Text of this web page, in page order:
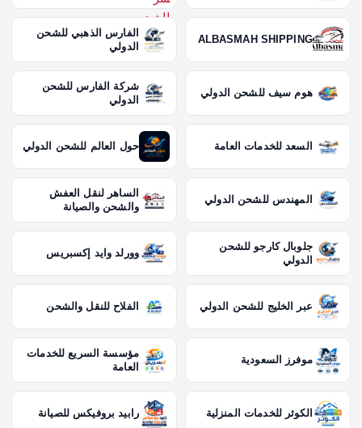
ALBASMAH SHIPPING
الفارس الذهبي للشحن
الدولي
هوم سيف للشحن الدولي
شركة الفارس للشحن
الدولي
السعد للخدمات العامة حول العالم للشحن الدولي
المهندس للشحن الدولي
الساهر لنقل العفش
والشحن والصيانة
جلوبال كارجو للشحن
الدولي
وورلد وايد إكسبريس
عبر الخليج للشحن الدولي الفلاح للنقل والشحن
موفرز السعودية
مؤسسة السريع للخدمات
العامة
الكوثر للخدمات المنزلية رابيد بروفيكس للصيانة